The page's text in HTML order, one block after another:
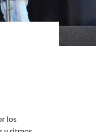
los